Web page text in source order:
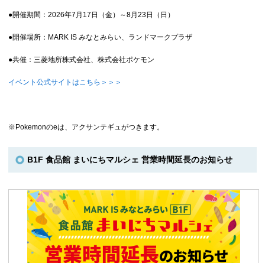
●開催期間：2026年7月17日（金）～8月23日（日）
●開催場所：MARK IS みなとみらい、ランドマークプラザ
●共催：三菱地所株式会社、株式会社ポケモン
イベント公式サイトはこちら＞＞＞
※Pokemonのeは、アクサンテギュがつきます。
B1F 食品館 まいにちマルシェ 営業時間延長のお知らせ